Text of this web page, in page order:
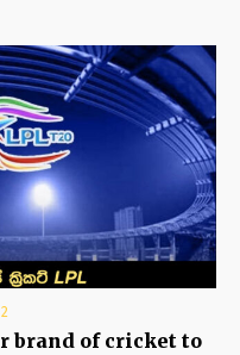
brand of cricket to